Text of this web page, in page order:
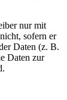
nur mit
sofern er
Daten (z. B.
Daten zur